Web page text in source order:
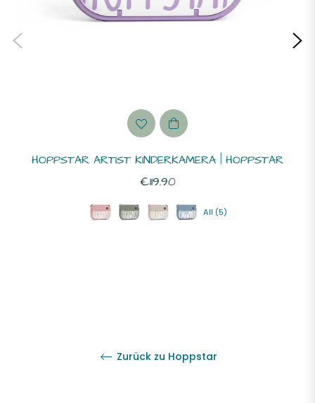
HOPPSTAR ARTIST KINDERKAMERA | HOPPSTAR
Normaler
Preis
€119.90
All (5)
Zurück zu Hoppstar